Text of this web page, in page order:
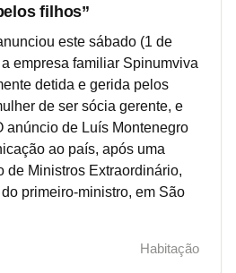
filhos”
este sábado (1 de
empresa familiar Spinumviva
detida e gerida pelos
de ser sócia gerente, e
anúncio de Luís Montenegro
ao país, após uma
de Ministros Extraordinário,
primeiro-ministro, em São
Habitação